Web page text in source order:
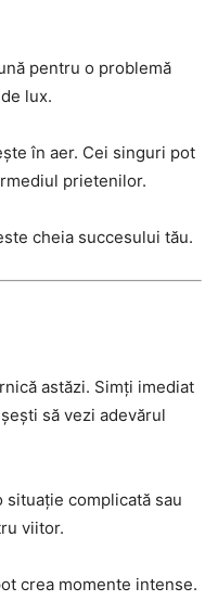
pentru o problemă
lux.
în aer. Cei singuri pot
prietenilor.
cheia succesului tău.
astăzi. Simți imediat
să vezi adevărul
situație complicată sau
viitor.
crea momente intense.